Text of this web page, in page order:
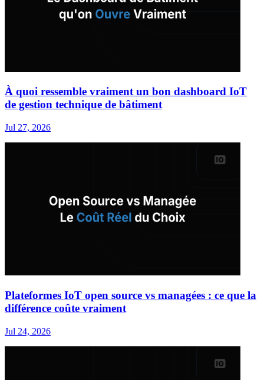
À quoi ressemble vraiment un bon dashboard IoT
de gestion technique de bâtiment
Jul 27, 2026
Plateformes IoT open source vs managées : ce que la
différence coûte vraiment
Jul 24, 2026